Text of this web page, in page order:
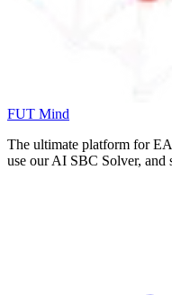
FUT Mind
The ultimate platform for
use our AI SBC Solver, and